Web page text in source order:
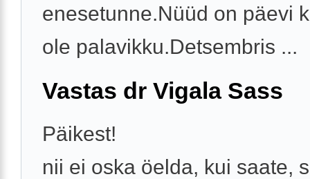
enesetunne.Nüüd on päevi
ole palavikku.Detsembris ...
Vastas dr Vigala Sass
Päikest!
nii ei oska öelda, kui saate,